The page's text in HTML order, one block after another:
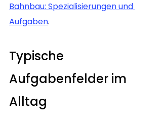
Bahnbau: Spezialisierungen und
Aufgaben.
Typische
Aufgabenfelder im
Alltag